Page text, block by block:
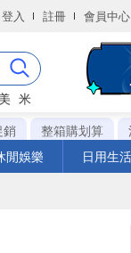
登入 註冊 會員中心
米
銷
整箱購划算
閒娛樂
日用生活